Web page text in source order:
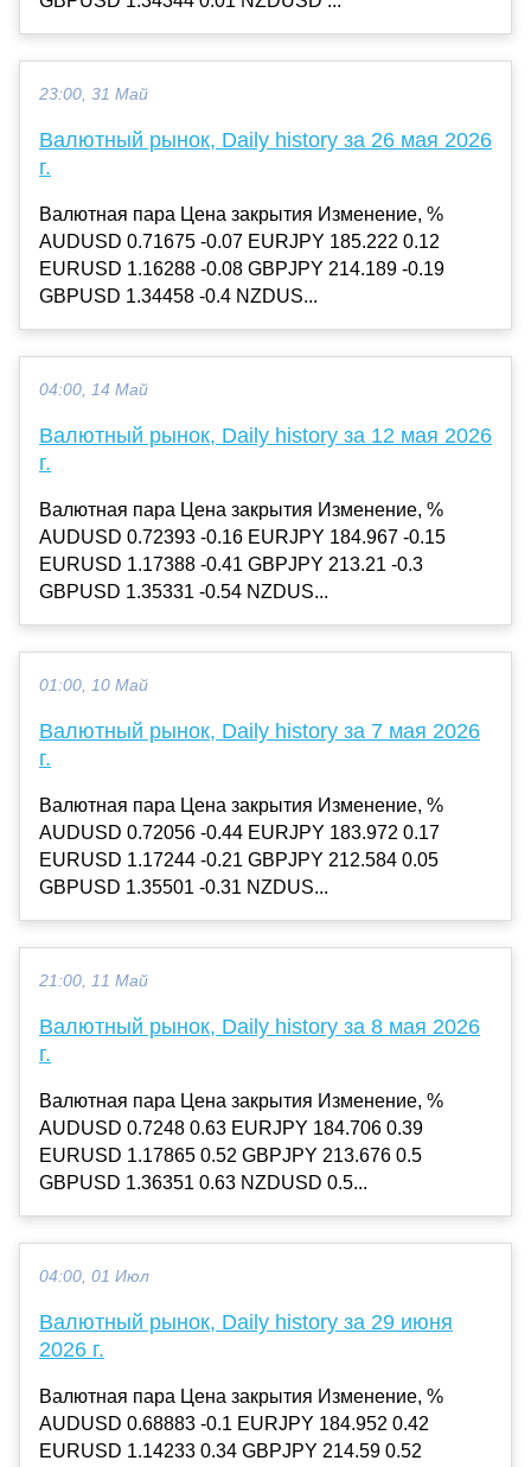
23:00, 31 Май
Валютный рынок, Daily history за 26 мая 2026
г.
Валютная пара Цена закрытия Изменение, %
AUDUSD 0.71675 -0.07 EURJPY 185.222 0.12
EURUSD 1.16288 -0.08 GBPJPY 214.189 -0.19
GBPUSD 1.34458 -0.4 NZDUS...
04:00, 14 Май
Валютный рынок, Daily history за 12 мая 2026
г.
Валютная пара Цена закрытия Изменение, %
AUDUSD 0.72393 -0.16 EURJPY 184.967 -0.15
EURUSD 1.17388 -0.41 GBPJPY 213.21 -0.3
GBPUSD 1.35331 -0.54 NZDUS...
01:00, 10 Май
Валютный рынок, Daily history за 7 мая 2026
г.
Валютная пара Цена закрытия Изменение, %
AUDUSD 0.72056 -0.44 EURJPY 183.972 0.17
EURUSD 1.17244 -0.21 GBPJPY 212.584 0.05
GBPUSD 1.35501 -0.31 NZDUS...
21:00, 11 Май
Валютный рынок, Daily history за 8 мая 2026
г.
Валютная пара Цена закрытия Изменение, %
AUDUSD 0.7248 0.63 EURJPY 184.706 0.39
EURUSD 1.17865 0.52 GBPJPY 213.676 0.5
GBPUSD 1.36351 0.63 NZDUSD 0.5...
04:00, 01 Июл
Валютный рынок, Daily history за 29 июня
2026 г.
Валютная пара Цена закрытия Изменение, %
AUDUSD 0.68883 -0.1 EURJPY 184.952 0.42
EURUSD 1.14233 0.34 GBPJPY 214.59 0.52